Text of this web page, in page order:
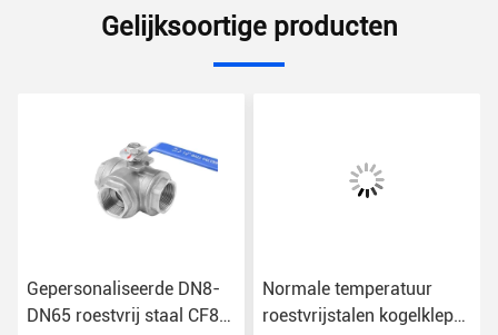
Gelijksoortige producten
Gepersonaliseerde DN8-
DN65 roestvrij staal CF8
Normale temperatuur
roestvrijstalen kogelklep